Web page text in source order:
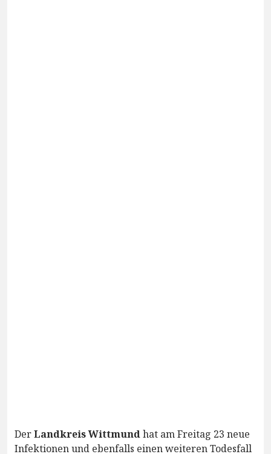
DerLandkreis Wittmundhat am Freitag 23 neue
Infektionen und ebenfalls einen weiteren Todesfall